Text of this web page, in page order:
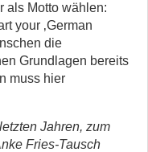
als Motto wählen:
your ‚German
die
Grundlagen bereits
muss hier
Jahren, zum
Fries-Tausch